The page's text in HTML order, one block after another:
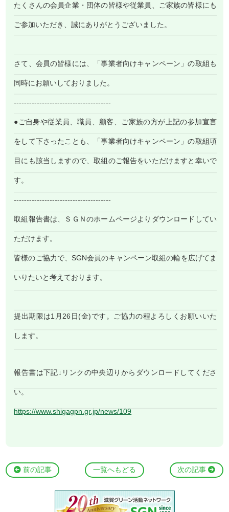
たくさんの会員企業・団体の皆様や従業員、ご家族の皆様にも
ご参加いただき、誠にありがとうございました。
さて、会員の皆様には、「事業者向けキャンペーン」の取組も
同時にお願いしておりました。
--------------------------------------
●ご自身や従業員、職員、顧客、ご家族の方が上記の参加宣言
をして下さったことも、「事業者向けキャンペーン」の取組項
目にも該当しますので、取組のご報告をいただけますと幸いで
す。
--------------------------------------
取組報告書は、ＳＧＮのホームページよりダウンロードしてい
ただけます。
皆様のご協力で、SGN会員のキャンペーン取組の輪を広げてま
いりたいと考えております。
提出期限は1月26日(金)です。ご協力の程よろしくお願いいた
します。
報告書は下記↓リンクの中央辺りからダウンロードしてくださ
い。
https://www.shigagpn.gr.jp/news/109
前の記事 一覧へもどる 次の記事